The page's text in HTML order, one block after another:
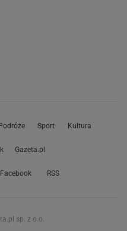
Podróże Sport Kultura
Gazeta.pl
Facebook RSS
sp. z o.o.